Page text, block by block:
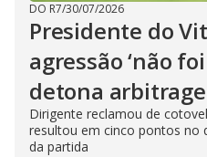
DO R7/30/07/2026
Presidente do
agressão ‘não
detona
Dirigente reclamou de
resultou em cinco pontos no
da partida